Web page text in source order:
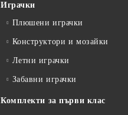
Играчки
Плюшени играчки
Конструктори и мозайки
Летни играчки
Забавни играчки
Комплекти за първи клас